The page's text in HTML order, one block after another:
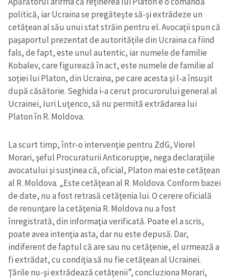
politică, iar Ucraina se pregăteşte să-şi extrădeze un
cetăţean al său unui stat străin pentru el. Avocaţii spun că
paşaportul prezentat de autorităţile din Ucraina ca fiind
fals, de fapt, este unul autentic, iar numele de familie
Kobalev, care figurează în act, este numele de familie al
soţiei lui Platon, din Ucraina, pe care acesta şi l-a însuşit
după căsătorie. Seghida i-a cerut procurorului general al
Ucrainei, Iuri Luţenco, să nu permită extrădarea lui
Platon în R. Moldova.
La scurt timp, într-o intervenţie pentru ZdG, Viorel
Morari, şeful Procuraturii Anticorupţie, nega declaraţiile
avocatului şi susţinea că, oficial, Platon mai este cetăţean
al R. Moldova. „Este cetăţean al R. Moldova. Conform bazei
de date, nu a fost retrasă cetăţenia lui. O cerere oficială
de renunţare la cetăţenia R. Moldova nu a fost
înregistrată, din informaţia verificată. Poate el a scris,
poate avea intenţia asta, dar nu este depusă. Dar,
indiferent de faptul că are sau nu cetăţenie, el urmează a
fi extrădat, cu condiţia să nu fie cetăţean al Ucrainei.
Ţările nu-şi extrădează cetăţenii”, concluziona Morari,